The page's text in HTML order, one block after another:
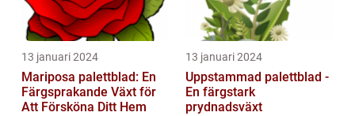
13 januari 2024
Mariposa palettblad: En
Färgsprakande Växt för
Att Försköna Ditt Hem
13 januari 2024
Uppstammad palettblad -
En färgstark
prydnadsväxt